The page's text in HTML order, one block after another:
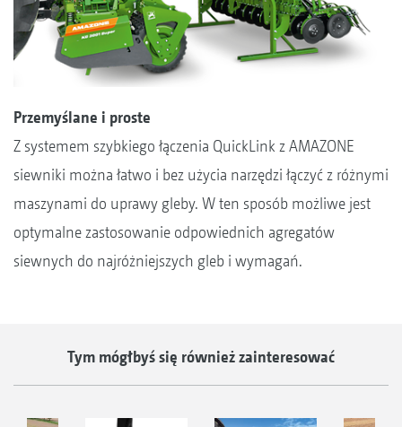
Przemyślane i proste
Z systemem szybkiego łączenia QuickLink z AMAZONE
siewniki można łatwo i bez użycia narzędzi łączyć z różnymi
maszynami do uprawy gleby. W ten sposób możliwe jest
optymalne zastosowanie odpowiednich agregatów
siewnych do najróżniejszych gleb i wymagań.
Tym mógłbyś się również zainteresować